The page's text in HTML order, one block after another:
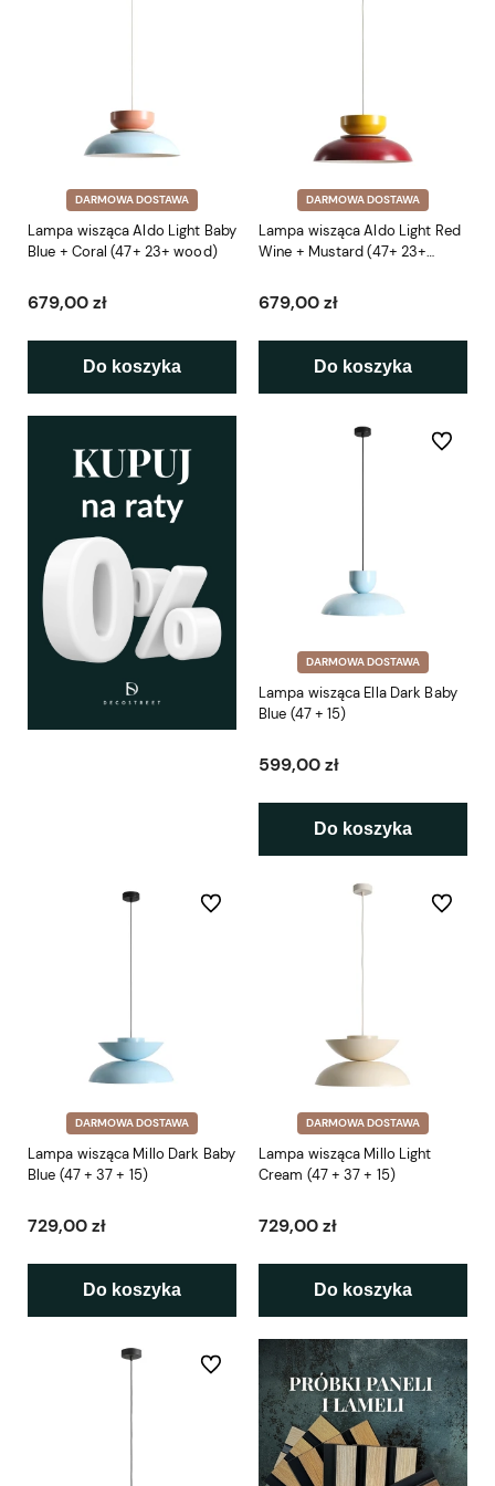
DARMOWA DOSTAWA
Lampa wisząca Aldo Light Baby
Blue + Coral (47+ 23+ wood)
679,00 zł
Do koszyka
DARMOWA DOSTAWA
Lampa wisząca Aldo Light Red
Wine + Mustard (47+ 23+
679,00 zł
Do koszyka
DARMOWA DOSTAWA
Lampa wisząca Ella Dark Baby
Blue (47 + 15)
599,00 zł
Do koszyka
Do
DARMOWA DOSTAWA
Lampa wisząca Millo Dark Baby
Blue (47 + 37 + 15)
729,00 zł
Do koszyka
Do ulubionych
DARMOWA DOSTAWA
Lampa wisząca Millo Light
Cream (47 + 37 + 15)
729,00 zł
Do koszyka
Do
Do ulubionych